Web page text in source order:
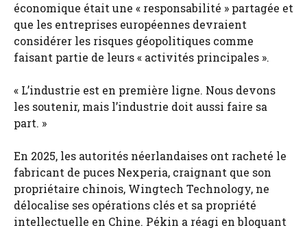
économique était une « responsabilité » partagée et
que les entreprises européennes devraient
considérer les risques géopolitiques comme
faisant partie de leurs « activités principales ».
« L’industrie est en première ligne. Nous devons
les soutenir, mais l’industrie doit aussi faire sa
part. »
En 2025, les autorités néerlandaises ont racheté le
fabricant de puces Nexperia, craignant que son
propriétaire chinois, Wingtech Technology, ne
délocalise ses opérations clés et sa propriété
intellectuelle en Chine. Pékin a réagi en bloquant